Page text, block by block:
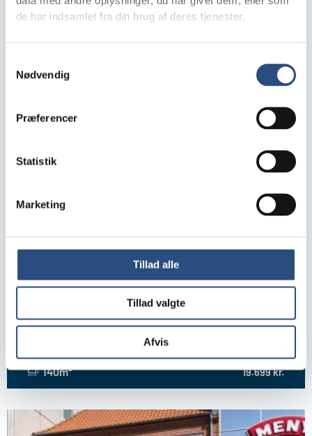
de har indsamlet fra din brug af deres tjenester.
Nødvendig
Præferencer
Statistik
Marketing
Tillad alle
Tillad valgte
Afvis
Jægersborg Alle 25, 1. tv. 2920
2920 Charlottenlund
140m² 19.699 kr.